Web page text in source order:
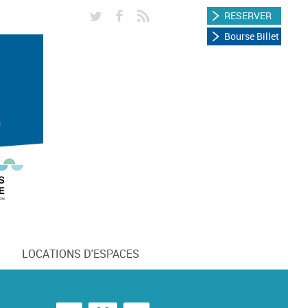
RESERVER
Bourse Billet
LOCATIONS D'ESPACES